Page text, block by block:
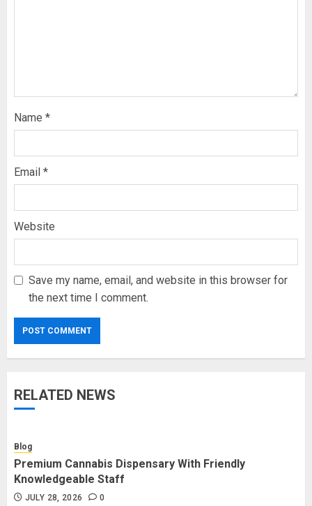
Name *
Email *
Website
Save my name, email, and website in this browser for
the next time I comment.
RELATED NEWS
Blog
Premium Cannabis Dispensary With Friendly
Knowledgeable Staff
JULY 28, 2026 0